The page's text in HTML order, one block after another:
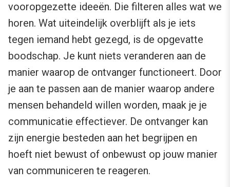
vooropgezette ideeën. Die filteren alles wat we
horen. Wat uiteindelijk overblijft als je iets
tegen iemand hebt gezegd, is de opgevatte
boodschap. Je kunt niets veranderen aan de
manier waarop de ontvanger functioneert. Door
je aan te passen aan de manier waarop andere
mensen behandeld willen worden, maak je je
communicatie effectiever. De ontvanger kan
zijn energie besteden aan het begrijpen en
hoeft niet bewust of onbewust op jouw manier
van communiceren te reageren.